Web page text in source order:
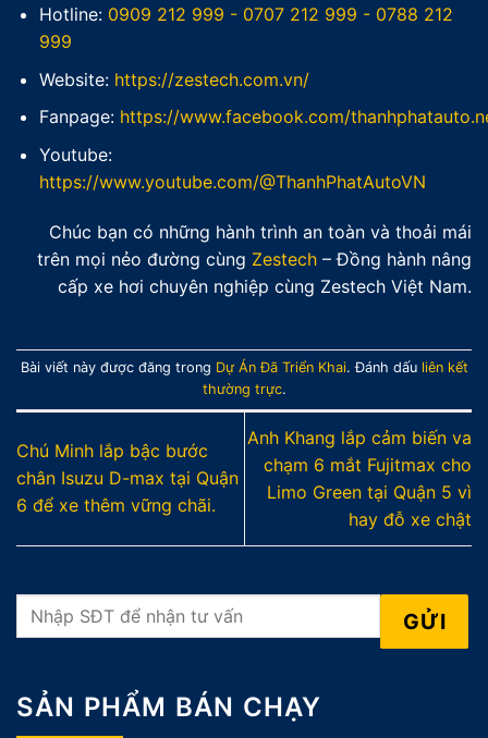
Hotline: 0909 212 999 - 0707 212 999 - 0788 212
999
Website: https://zestech.com.vn/
Fanpage: https://www.facebook.com/
Youtube:
https://www.youtube.com/@ThanhPhatAutoVN
Chúc bạn có những hành trình an toàn và thoải mái
trên mọi nẻo đường cùng Zestech – Đồng hành nâng
cấp xe hơi chuyên nghiệp cùng Zestech Việt Nam.
Bài viết này được đăng trong Dự Án Đã Triển Khai. Đánh dấu liên kết
thường trực.
Chú Minh lắp bậc bước
chân Isuzu D-max tại Quận
6 để xe thêm vững chãi.
Anh Khang lắp cảm biến va
chạm 6 mắt Fujitmax cho
Limo Green tại Quận 5 vì
hay đỗ xe chật
SẢN PHẨM BÁN CHẠY